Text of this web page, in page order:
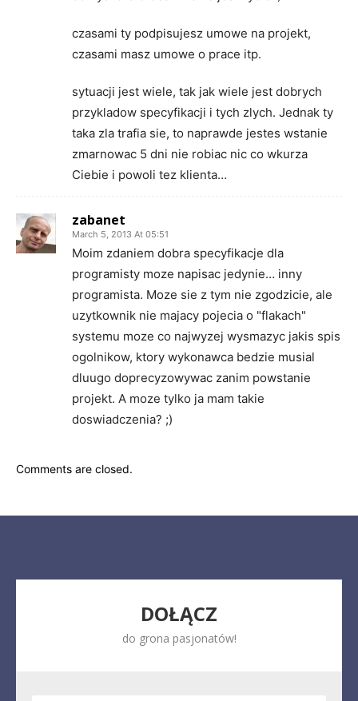
czasami ty podpisujesz umowe na projekt,
czasami masz umowe o prace itp.
sytuacji jest wiele, tak jak wiele jest dobrych
przykladow specyfikacji i tych zlych. Jednak ty
taka zla trafia sie, to naprawde jestes wstanie
zmarnowac 5 dni nie robiac nic co wkurza
Ciebie i powoli tez klienta…
zabanet
March 5, 2013 At 05:51
Moim zdaniem dobra specyfikacje dla
programisty moze napisac jedynie… inny
programista. Moze sie z tym nie zgodzicie, ale
uzytkownik nie majacy pojecia o "flakach"
systemu moze co najwyzej wysmazyc jakis spis
ogolnikow, ktory wykonawca bedzie musial
dluugo doprecyzowywac zanim powstanie
projekt. A moze tylko ja mam takie
doswiadczenia? ;)
Comments are closed.
DOŁĄCZ
do grona pasjonatów!